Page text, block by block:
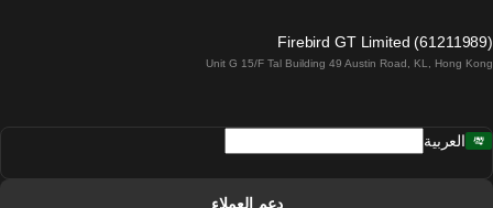
قطارات من لشبونة إلى مدريد
Firebird GT Limited (61211989)
Unit G 15/F Tal Building 49 Austin Road, KL, Hong Kong
العربية
دعم العملاء